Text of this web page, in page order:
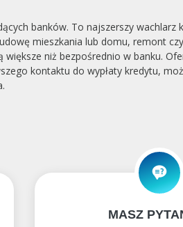
banków. To najszerszy wachlarz
mieszkania lub domu, remont
niż bezpośrednio w banku.
kontaktu do wypłaty kredytu,
MASZ